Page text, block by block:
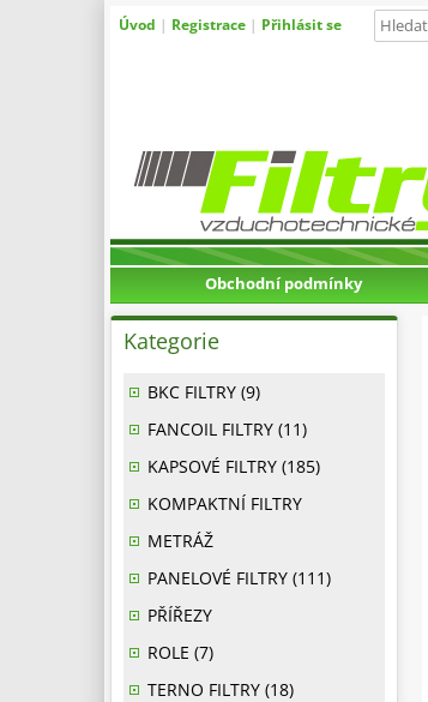
Úvod | Registrace | Přihlásit se
Obchodní podmínky
Kategorie
BKC FILTRY (9)
FANCOIL FILTRY (11)
KAPSOVÉ FILTRY (185)
KOMPAKTNÍ FILTRY
METRÁŽ
PANELOVÉ FILTRY (111)
PŘÍŘEZY
ROLE (7)
TERNO FILTRY (18)